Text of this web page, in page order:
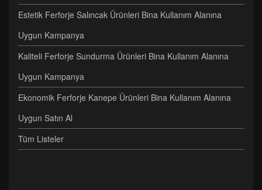
Estetik Ferforje Salıncak Ürünleri Bina Kullanım Alanına
Uygun Kampanya
Kaliteli Ferforje Sundurma Ürünleri Bina Kullanım Alanına
Uygun Kampanya
Ekonomik Ferforje Kanepe Ürünleri Bina Kullanım Alanına
Uygun Satın Al
Tüm Listeler